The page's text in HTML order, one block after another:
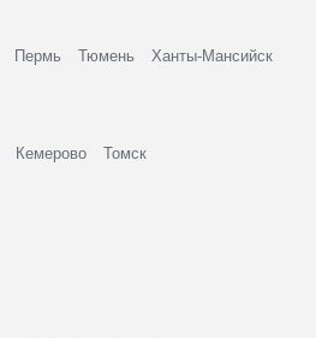
Пермь Тюмень Ханты-Мансийск
Кемерово Томск